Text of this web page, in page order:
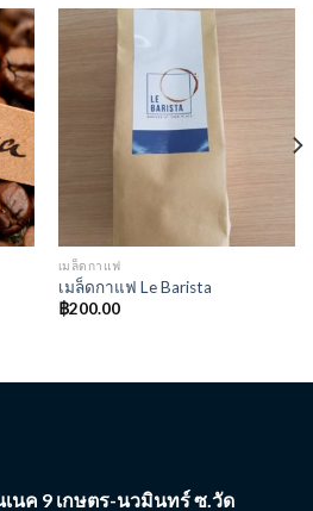
เมล็ดกาแฟ
เมล็ดกาแฟ Le Barista
฿200.00
เนค 9 เกษตร-นวมินทร์ ซ.วัด